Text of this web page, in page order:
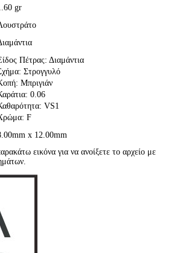
gr
Πέτρας: Διαμάντια
Στρογγυλό
Μπριγιάν
0.06
VS1
F
x 12.00mm
εικόνα για να ανοίξετε το αρχείο με